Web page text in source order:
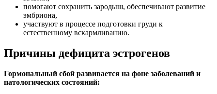
помогают сохранить зародыш, обеспечивают развитие
эмбриона,
участвуют в процессе подготовки груди к
естественному вскармливанию.
Причины дефицита эстрогенов
Гормональный сбой развивается на фоне заболеваний и
патологических состояний: